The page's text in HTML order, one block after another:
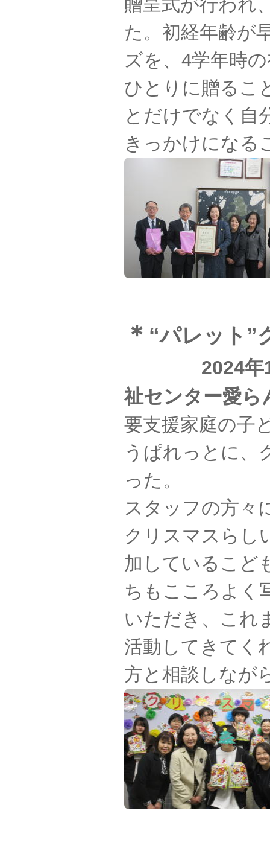
贈呈式が行われ
た。初経年齢が
ズを、4学年時
ひとりに贈るこ
とだけでなく自
きっかけになる
＊ “パレット”
2024年12
祉センター愛ら
要支援家庭の子
うぱれっとに、
った。
スタッフの方々
クリスマスらし
加しているこど
ちもこころよく
いただき、これ
活動してきてく
方と相談しなが